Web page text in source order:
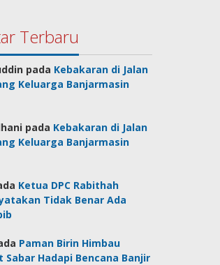
Terbaru
pada Kebakaran di Jalan
Keluarga Banjarmasin
pada Kebakaran di Jalan
Keluarga Banjarmasin
Ketua DPC Rabithah
Tidak Benar Ada
Paman Birin Himbau
Sabar Hadapi Bencana Banjir